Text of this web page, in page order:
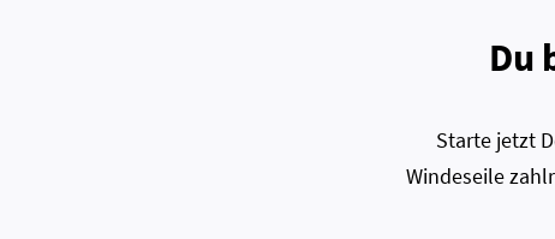
Du
Starte jetzt
Windeseile